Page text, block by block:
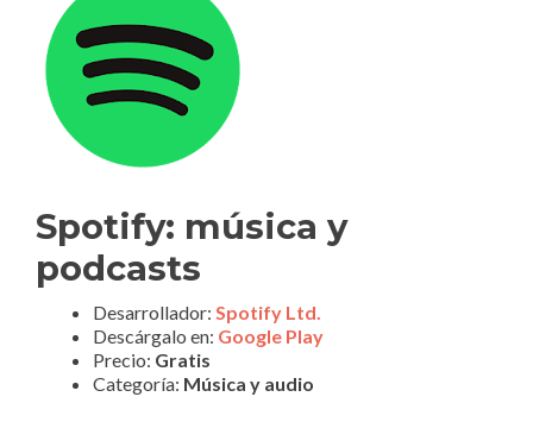
Spotify: música y
podcasts
Desarrollador: Spotify Ltd.
Descárgalo en: Google Play
Precio: Gratis
Categoría: Música y audio